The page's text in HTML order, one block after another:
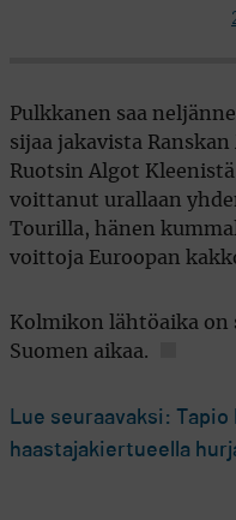
Pulkkanen saa
sijaa jakavista
Ruotsin Algot
voittanut urallaan
Tourilla, hänen
voittoja Euroopan
Kolmikon lähtöaika on
Suomen aikaa.
Lue seuraavaksi:
haastajakiertueella